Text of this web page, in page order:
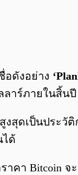
อดังอย่าง
าร์ภายในสิ้นปี
สุดเป็นประ
ได้
า Bitcoin จะ